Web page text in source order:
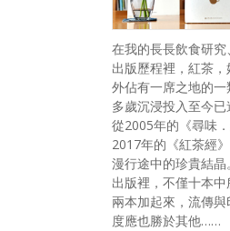
在我的長長飲食研
出版歷程裡，紅茶
外佔有一席之地的
多歲沉浸投入至今
從2005年的《尋味
2017年的《紅茶經
漫行途中的珍貴結
出版裡，不僅十本中
兩本加起來，流傳
度應也勝於其他……